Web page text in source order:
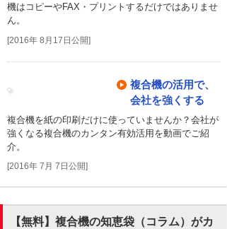
機はコピーやFAX・プリントするだけではありませ
ん。
[2016年 8月17日公開]
複合機の活用で、
会社を強くする
複合機を紙の印刷だけに使っていませんか？会社が
強くなる複合機のカンタン有効活用を動画でご紹
介。
[2016年 7月 7日公開]
【無料】複合機の知恵袋（コラム）がカ